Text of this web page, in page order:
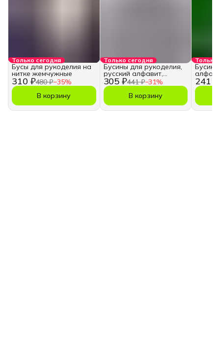
Только сегодня
310 ₽480 ₽−35%
Бусы для рукоделия на
нитке жемчужные
В корзину
Только сегодня
305 ₽441 ₽−31%
Бусины для рукоделия,
русский алфавит,
кубики
В корзину
Только
241 ₽